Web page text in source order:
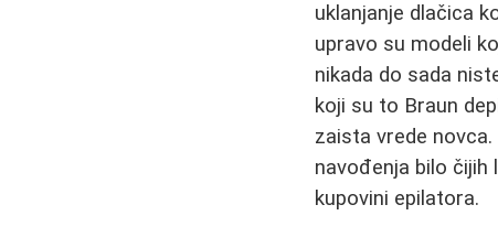
uklanjanje dlačica
upravo su modeli
nikada do sada
koji su to Braun
zaista vrede
navođenja bilo
kupovini epilatora.